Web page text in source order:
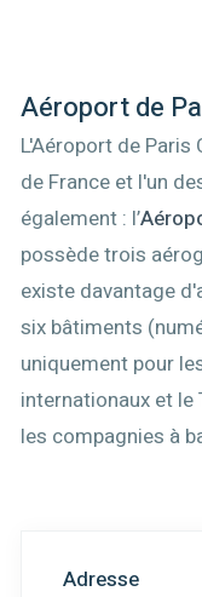
Aéroport de
L'Aéroport de Paris
de France et l'un
également : l’
possède trois
existe davantage
six bâtiments
uniquement pour
internationaux et
les compagnies à
Adresse